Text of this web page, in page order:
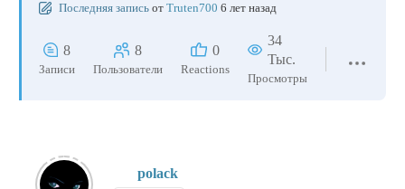
Последняя запись от Truten700 6 лет назад
8
Записи
8
Пользователи
0
Reactions
34
Тыс.
Просмотры
polack